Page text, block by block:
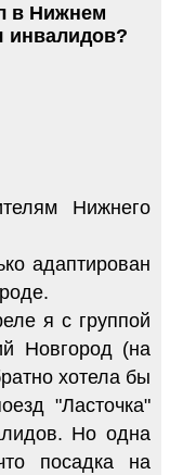
в Нижнем
инвалидов?
Нижнего
адаптирован
я с группой
Новгород (на
хотела бы
"Ласточка"
Но одна
посадка на